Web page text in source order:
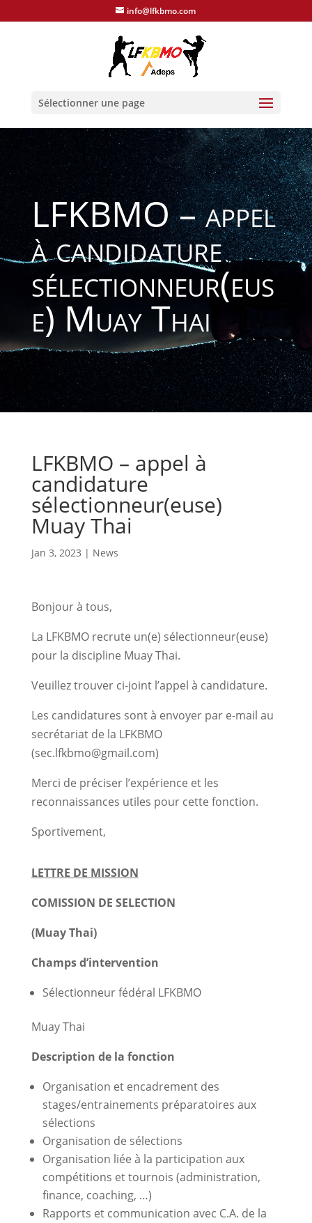
info@lfkbmo.com
Sélectionner une page
LFKBMO – appel
à candidature
sélectionneur(eus
e) Muay Thai
LFKBMO – appel à
candidature
sélectionneur(euse)
Muay Thai
Jan 3, 2023 | News
Bonjour à tous,
La LFKBMO recrute un(e) sélectionneur(euse)
pour la discipline Muay Thai.
Veuillez trouver ci-joint l’appel à candidature.
Les candidatures sont à envoyer par e-mail au
secrétariat de la LFKBMO
(sec.lfkbmo@gmail.com)
Merci de préciser l’expérience et les
reconnaissances utiles pour cette fonction.
Sportivement,
LETTRE DE MISSION
COMISSION DE SELECTION
(Muay Thai)
Champs d’intervention
Sélectionneur fédéral LFKBMO
Muay Thai
Description de la fonction
Organisation et encadrement des
stages/entrainements préparatoires aux
sélections
Organisation de sélections
Organisation liée à la participation aux
compétitions et tournois (administration,
finance, coaching, …)
Rapports et communication avec C.A. de la